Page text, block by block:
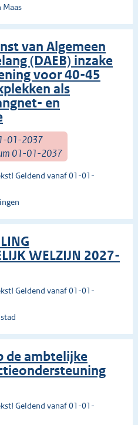
Maas
van Algemeen
(DAEB) inzake
voor 40-45
als
en
01-2037
01-01-2037
Geldend vanaf 01-01-
WELZIJN 2027-
Geldend vanaf 01-01-
de ambtelijke
Geldend vanaf 01-01-